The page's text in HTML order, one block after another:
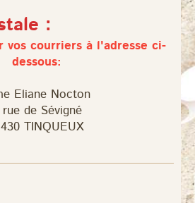
:
vos courriers à l'adresse ci-
dessous:
Eliane Nocton
rue de Sévigné
TINQUEUX